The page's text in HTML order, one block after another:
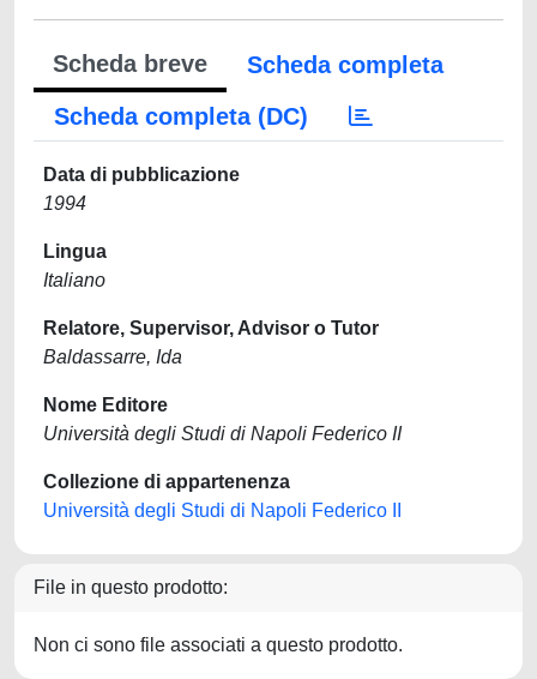
Scheda breve
Scheda completa
Scheda completa (DC)
Data di pubblicazione
1994
Lingua
Italiano
Relatore, Supervisor, Advisor o Tutor
Baldassarre, Ida
Nome Editore
Università degli Studi di Napoli Federico II
Collezione di appartenenza
Università degli Studi di Napoli Federico II
File in questo prodotto:
Non ci sono file associati a questo prodotto.